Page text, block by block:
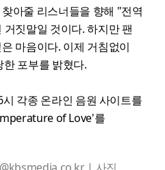
아줄 리스너들을 향해 "전역
짓말일 것이다. 하지만 팬
마음이다. 이제 거침없이
포부를 밝혔다.
각종 온라인 음원 사이트를
of Love'를